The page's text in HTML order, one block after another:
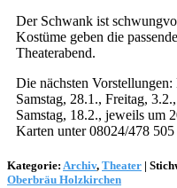
Der Schwank ist
Kostüme geben die
Theaterabend.
Die nächsten
Samstag, 28.1., Freitag,
Samstag, 18.2., jeweils um
Karten unter 08024/478 505
Kategorie: Archiv, Theater |
Oberbräu Holzkirchen